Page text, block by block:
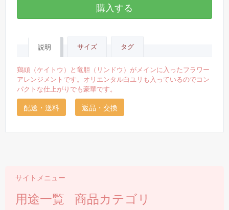
購入する
説明 サイズ タグ
鶏頭（ケイトウ）と竜胆（リンドウ）がメインに入ったフラワー
アレンジメントです。オリエンタル白ユリも入っているのでコン
パクトな仕上がりでも豪華です。
配送・送料 返品・交換
サイトメニュー
用途一覧 商品カテゴリ